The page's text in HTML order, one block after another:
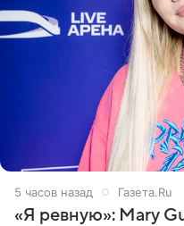
5 часов назад Газета.Ru
«Я ревную»: Mary